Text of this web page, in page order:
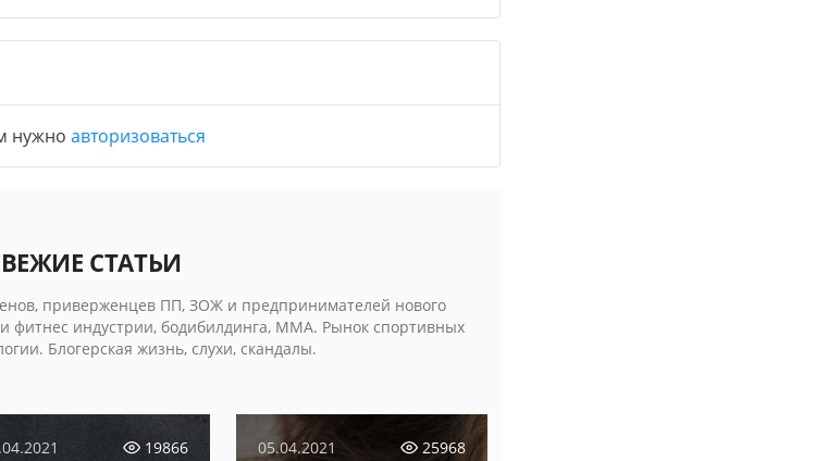
нужно авторизоваться
СТАТЬИ
приверженцев ПП, ЗОЖ и предпринимателей нового
фитнес индустрии, бодибилдинга, MMA. Рынок спортивных
Блогерская жизнь, слухи, скандалы.
19866 05.04.2021 25968